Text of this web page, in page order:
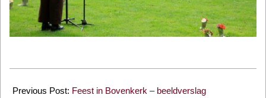
09-
Previous Post: Feest in Bovenkerk – beeldverslag